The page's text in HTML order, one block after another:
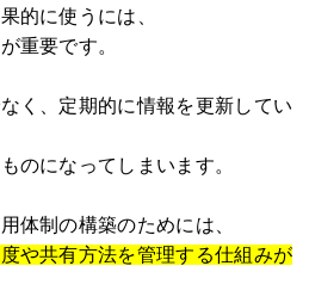
的に使うには、
重要です。
く、定期的に情報を更新してい
のになってしまいます。
体制の構築のためには、
や共有方法を管理する仕組みが